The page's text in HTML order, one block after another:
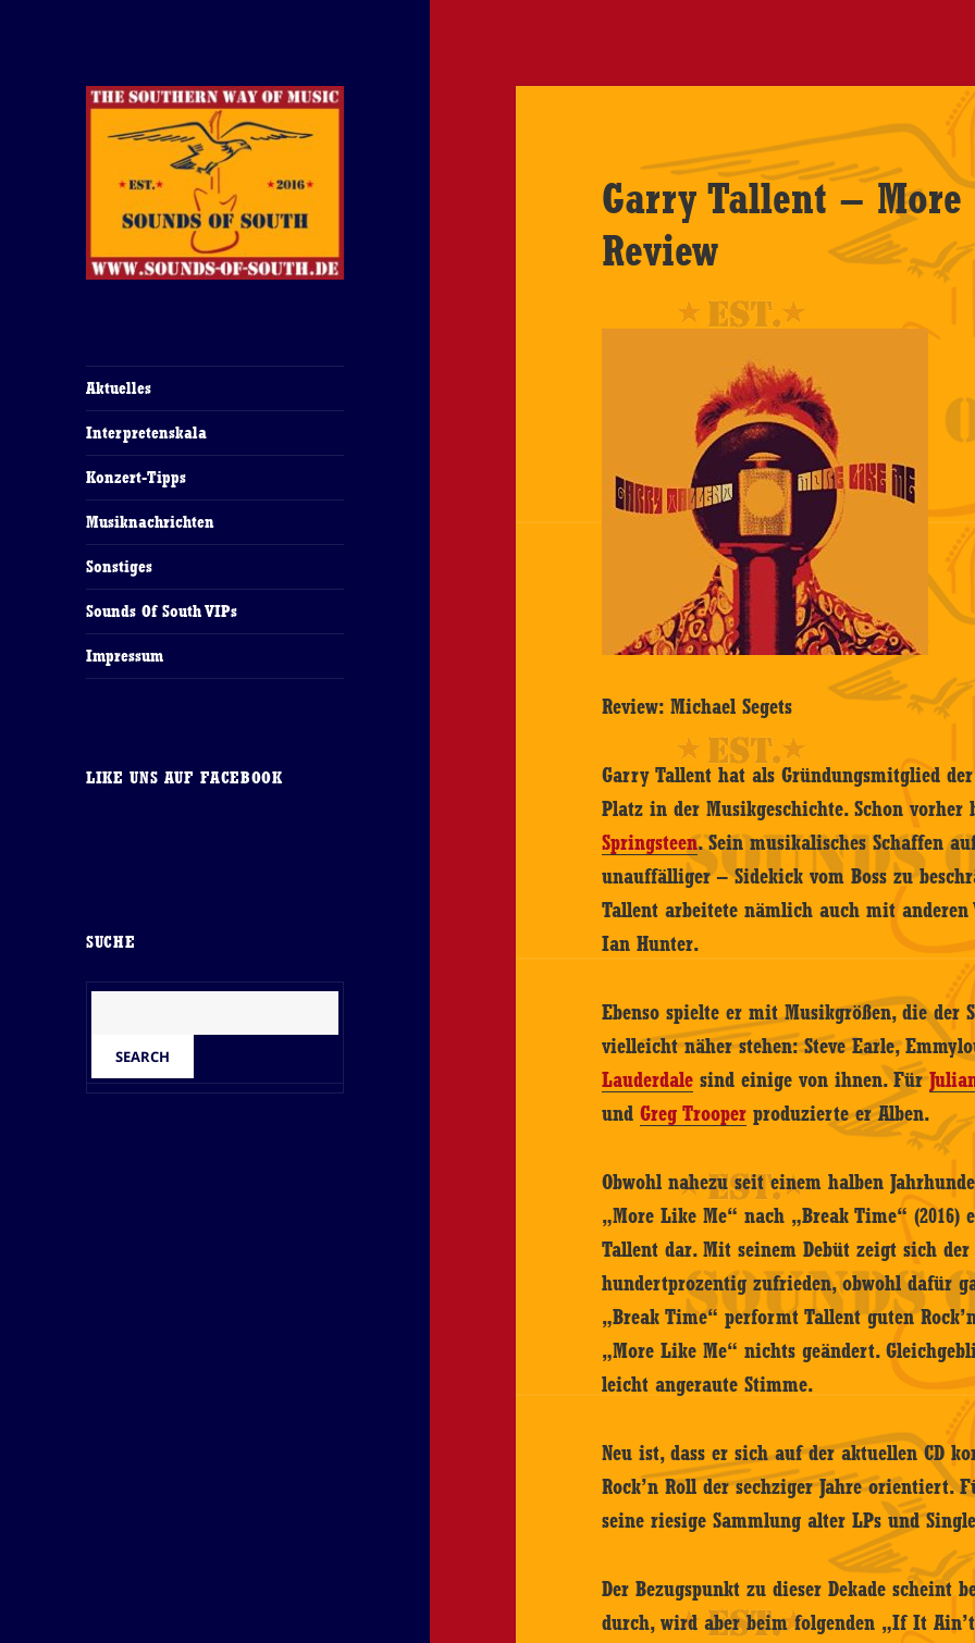
Aktuelles
Interpretenskala
Konzert-Tipps
Musiknachrichten
Sonstiges
Sounds Of South VIPs
Impressum
LIKE UNS AUF FACEBOOK
SUCHE
Garry Tallent –
Review
Review: Michael Segets
Garry Tallent hat als Gründungsmitglied
Platz in der Musikgeschichte. Schon vorher
Springsteen. Sein musikalisches Schaffen
unauffälliger – Sidekick vom Boss zu
Tallent arbeitete nämlich auch mit anderen
Ian Hunter.
Ebenso spielte er mit Musikgrößen, die der
vielleicht näher stehen: Steve Earle,
Lauderdale sind einige von ihnen. Für
undGreg Trooper produzierte er Alben.
Obwohl nahezu seit einem halben
„More Like Me“ nach „Break Time“ (2016)
Tallent dar. Mit seinem Debüt zeigt sich
hundertprozentig zufrieden, obwohl dafür
„Break Time“ performt Tallent guten
„More Like Me“ nichts geändert.
leicht angeraute Stimme.
Neu ist, dass er sich auf der aktuellen CD
Rock’n Roll der sechziger Jahre orientiert.
seine riesige Sammlung alter LPs und
Der Bezugspunkt zu dieser Dekade scheint
durch, wird aber beim folgenden „If It